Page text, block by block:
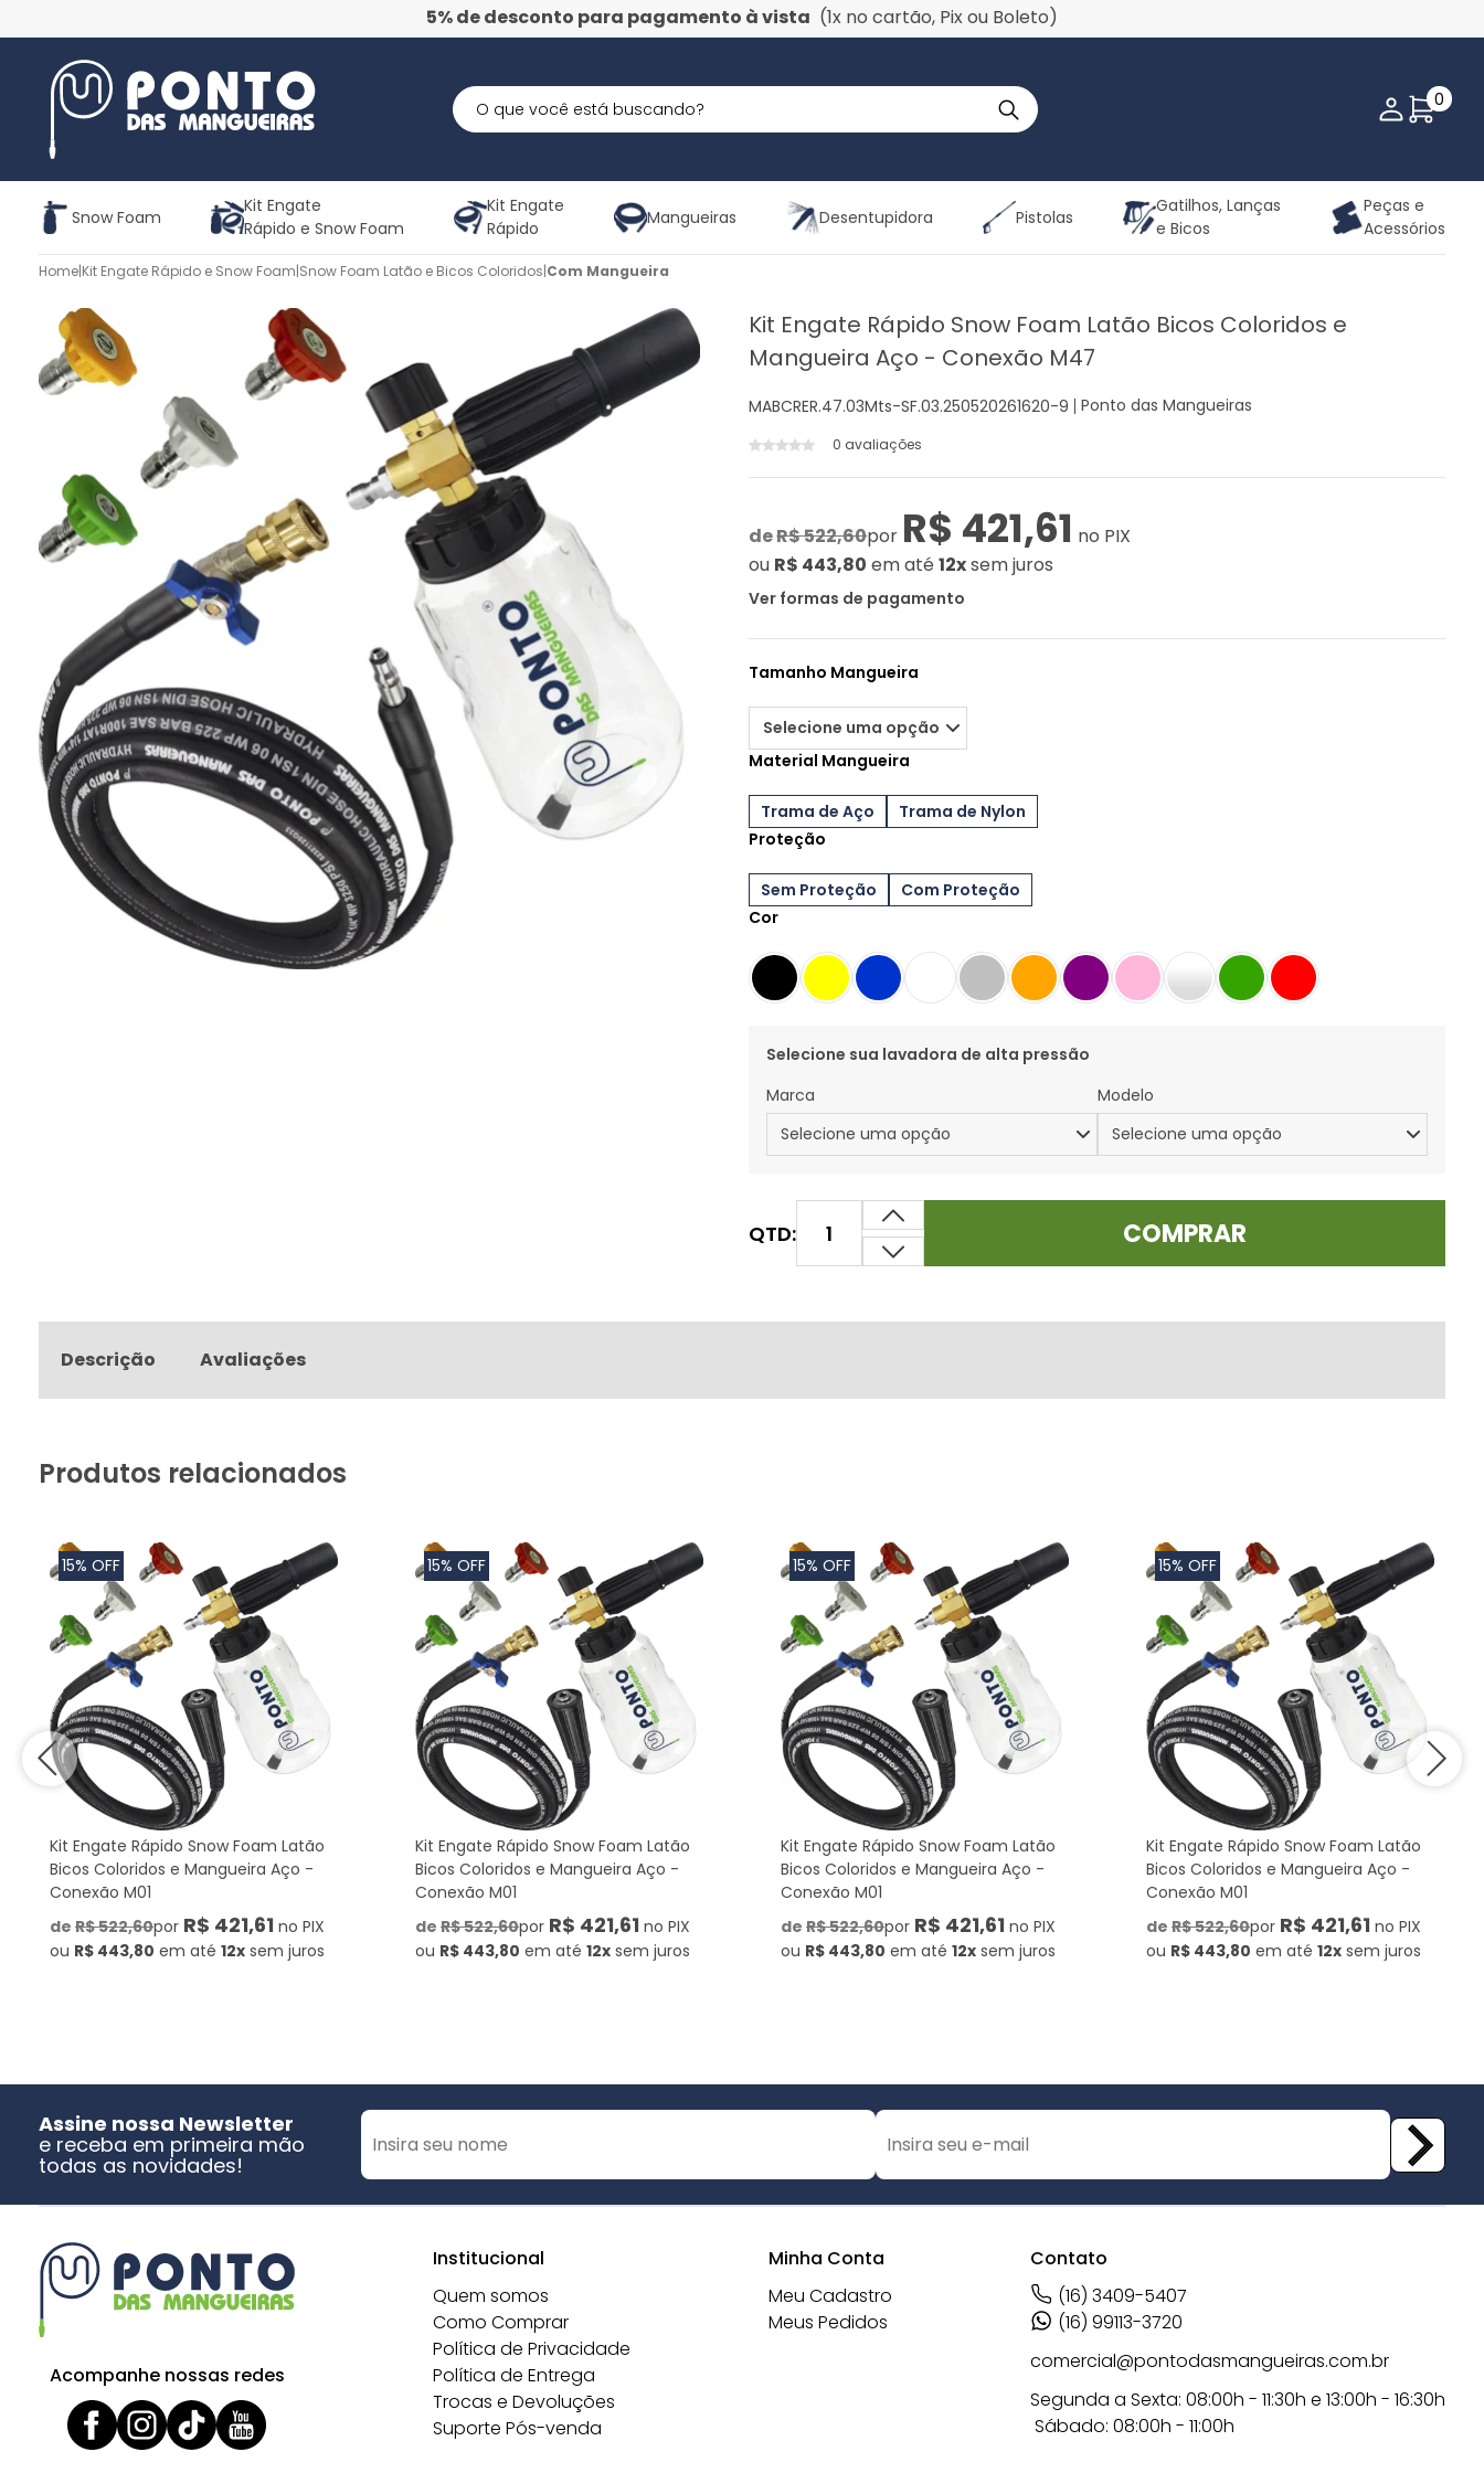
5% de desconto para pagamento à vista (1x no cartão, Pix ou Boleto)
Minha
0
Snow Foam
Kit Engate
Rápido e Snow Foam
Kit Engate
Rápido
Mangueiras Desentupidora Pistolas
Gatilhos, Lanças
e Bicos
Peças e
Acessórios
Home|Kit Engate Rápido e Snow Foam|Snow Foam Latão e Bicos Coloridos|Com Mangueira
Kit Engate Rápido Snow Foam Latão Bicos Coloridos e
Mangueira Aço - Conexão M47
MABCRER.47.03Mts-SF.03.250520261620-9 Ponto das Mangueiras
0 avaliações
deR$ 522,60por R$ 421,61 no PIX
ou R$ 443,80 em até 12xsem juros
Ver formas de pagamento
Tamanho Mangueira
Material Mangueira
Trama de Aço
Trama de Nylon
Proteção
Sem Proteção
Com Proteção
Cor
QTD: COMPRAR
Selecione sua lavadora de alta pressão
Marca
Modelo
Descrição Avaliações
Produtos relacionados
15% OFF
Kit Engate Rápido Snow Foam Latão
Bicos Coloridos e Mangueira Aço -
Conexão M01
de R$ 522,60por R$ 421,61 no PIX
ou R$ 443,80 em até 12x sem juros
15% OFF
Kit Engate Rápido Snow Foam Latão
Bicos Coloridos e Mangueira Aço -
Conexão M01
de R$ 522,60por R$ 421,61 no PIX
ou R$ 443,80 em até 12x sem juros
15% OFF
Kit Engate Rápido Snow Foam Latão
Bicos Coloridos e Mangueira Aço -
Conexão M01
de R$ 522,60por R$ 421,61 no PIX
ou R$ 443,80 em até 12x sem juros
15% OFF
Kit Engate Rápido Snow Foam Latão
Bicos Coloridos e Mangueira Aço -
Conexão M01
de R$ 522,60por R$ 421,61 no PIX
ou R$ 443,80 em até 12x sem juros
Assine nossa Newsletter
e receba em primeira mão
todas as novidades!
Acompanhe nossas redes
Institucional
Quem somos
Como Comprar
Política de Privacidade
Política de Entrega
Trocas e Devoluções
Suporte Pós-venda
Minha Conta
Meu Cadastro
Meus Pedidos
Contato
(16) 3409-5407
(16) 99113-3720
comercial@pontodasmangueiras.com.br
Segunda a Sexta: 08:00h - 11:30h e 13:00h - 16:30h
Sábado: 08:00h - 11:00h